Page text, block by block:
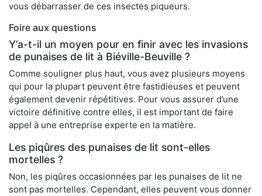
vous débarrasser de ces insectes piqueurs.
Foire aux questions
Y’a-t-il un moyen pour en finir avec les invasions
de punaises de lit à Biéville-Beuville ?
Comme souligner plus haut, vous avez plusieurs moyens
qui pour la plupart peuvent être fastidieuses et peuvent
également devenir répétitives. Pour vous assurer d’une
victoire définitive contre elles, il est important de faire
appel à une entreprise experte en la matière.
Les piqûres des punaises de lit sont-elles
mortelles ?
Non, les piqûres occasionnées par les punaises de lit ne
sont pas mortelles. Cependant, elles peuvent vous donner